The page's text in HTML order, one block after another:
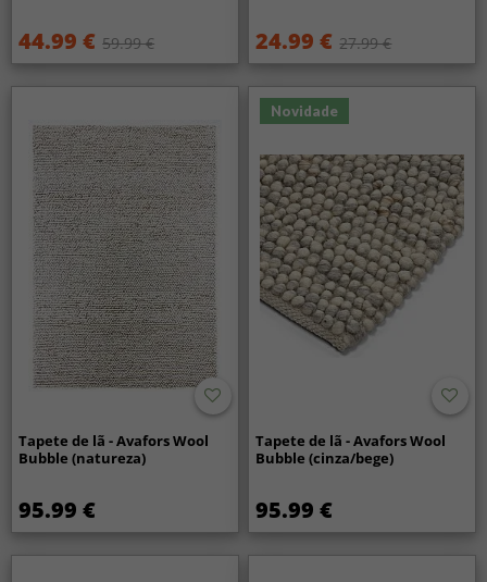
44.99 € 59.99 € 24.99 € 27.99 €
Tapete de lã - Avafors Wool
Bubble (natureza)
95.99 €
Novidade
Tapete de lã - Avafors Wool
Bubble (cinza/bege)
95.99 €